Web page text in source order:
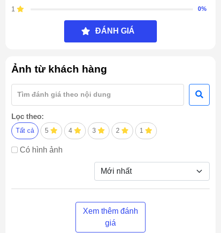
1 0%
ĐÁNH GIÁ
Ảnh từ khách hàng
Lọc theo:
Tất cả 5 4 3 2 1
Có hình ảnh
Xem thêm đánh
giá